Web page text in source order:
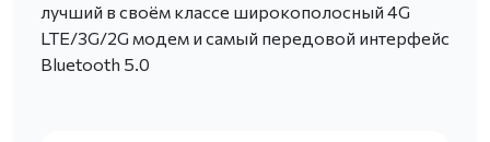
лучший в своём классе широкополосный 4G
LTE/3G/2G модем и самый передовой интерфейс
Bluetooth 5.0